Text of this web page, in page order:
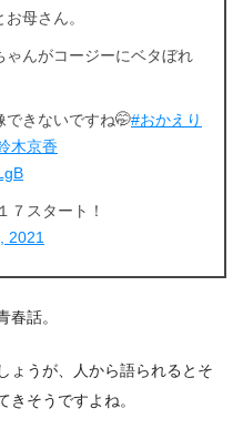
母さん。
ゃんがコージーにベタぼれ
できないですね🤭#おかえり
木京香
スタート！
2021
春話。
ょうが、人から語られるとそ
そうですよね。